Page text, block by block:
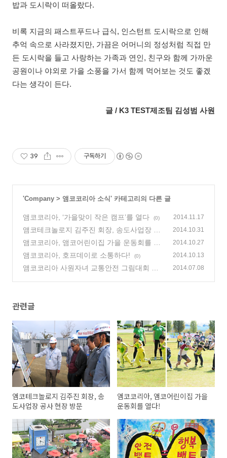
밥과 도시락이 떠올랐다.
비록 지금의 패스트푸드나 급식, 인스턴트 도시락으로 인해
추억 속으로 사라졌지만, 가끔은 어머니의 정성처럼 직접 만
든 도시락을 들고 사랑하는 가족과 연인, 친구와 함께 가까운
공원이나 야외로 가을 소풍을 가서 함께 먹어보는 것도 좋겠
다는 생각이 든다.
글 / K3 TEST제조팀 김성범 사원
39 구독하기
'Company > 앰코코리아 소식' 카테고리의 다른 글
앰코코리아, ‘가을맞이 작은 캠프’를 열다 (0) 2014.11.17
앰코테크놀로지 김주진 회장, 송도사업장 공
사 현장 방문
(0)
2014.10.31
앰코코리아, 앰코어린이집 가을 운동회를 열
다!
(0)
2014.10.27
앰코코리아, 호프데이로 소통하다! (0) 2014.10.13
앰코코리아 사원자녀 교통안전 그림대회 개
2014.07.08
관련글
앰코테크놀로지 김주진 회장, 송
도사업장 공사 현장 방문
앰코코리아, 앰코어린이집 가을
운동회를 열다!